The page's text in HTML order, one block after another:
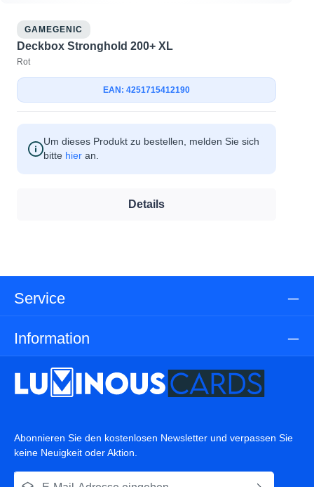
GAMEGENIC
Deckbox Stronghold 200+ XL
Rot
EAN: 4251715412190
Um dieses Produkt zu bestellen, melden Sie sich
bitte hier an.
Details
Service
Information
Abonnieren Sie den kostenlosen Newsletter und verpassen Sie
keine Neuigkeit oder Aktion.
E-Mail-Adresse*